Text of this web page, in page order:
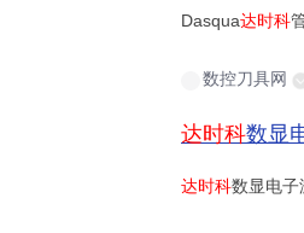
Dasqua达时科
数控刀具网
达时科数显电
达时科数显电子